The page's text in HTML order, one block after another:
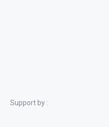
Support by :